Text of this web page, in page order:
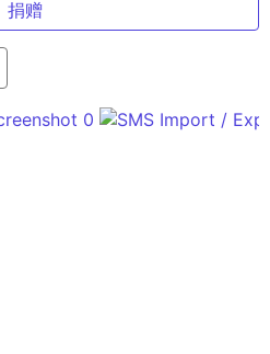
捐赠